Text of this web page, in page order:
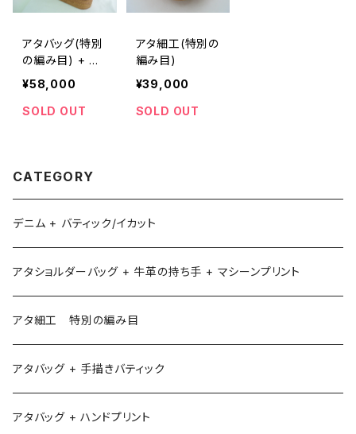
アタバッグ(特別
の編み目) + イ
カット
¥58,000
SOLD OUT
アタ細工(特別の
編み目)
¥39,000
SOLD OUT
CATEGORY
デニム + バティック/イカット
アタショルダーバッグ + 牛革の持ち手 + マシーンプリント
アタ細工 特別の編み目
アタバッグ + 手描きバティック
アタバッグ + ハンドプリント